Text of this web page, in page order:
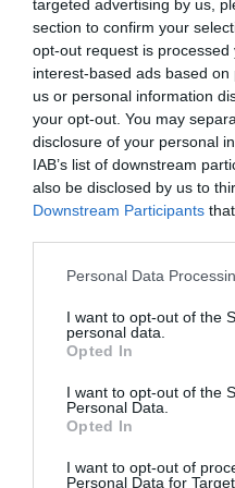
targeted advertising by us,
section to confirm your
opt-out request is
interest-based ads based
us or personal information
your opt-out. You may
disclosure of your personal
IAB’s list of downstream
also be disclosed by us to
Downstream Participants
Personal Data
I want to opt-out of the
personal data.
Opted In
I want to opt-out of the
Personal Data.
Opted In
I want to opt-out of
Personal Data for
Les Témoins de
l’assistance pourra
bienfaits à travers le
développera des
● Notre Grand
profit.
● La Parole de
● Qui «ébranle les